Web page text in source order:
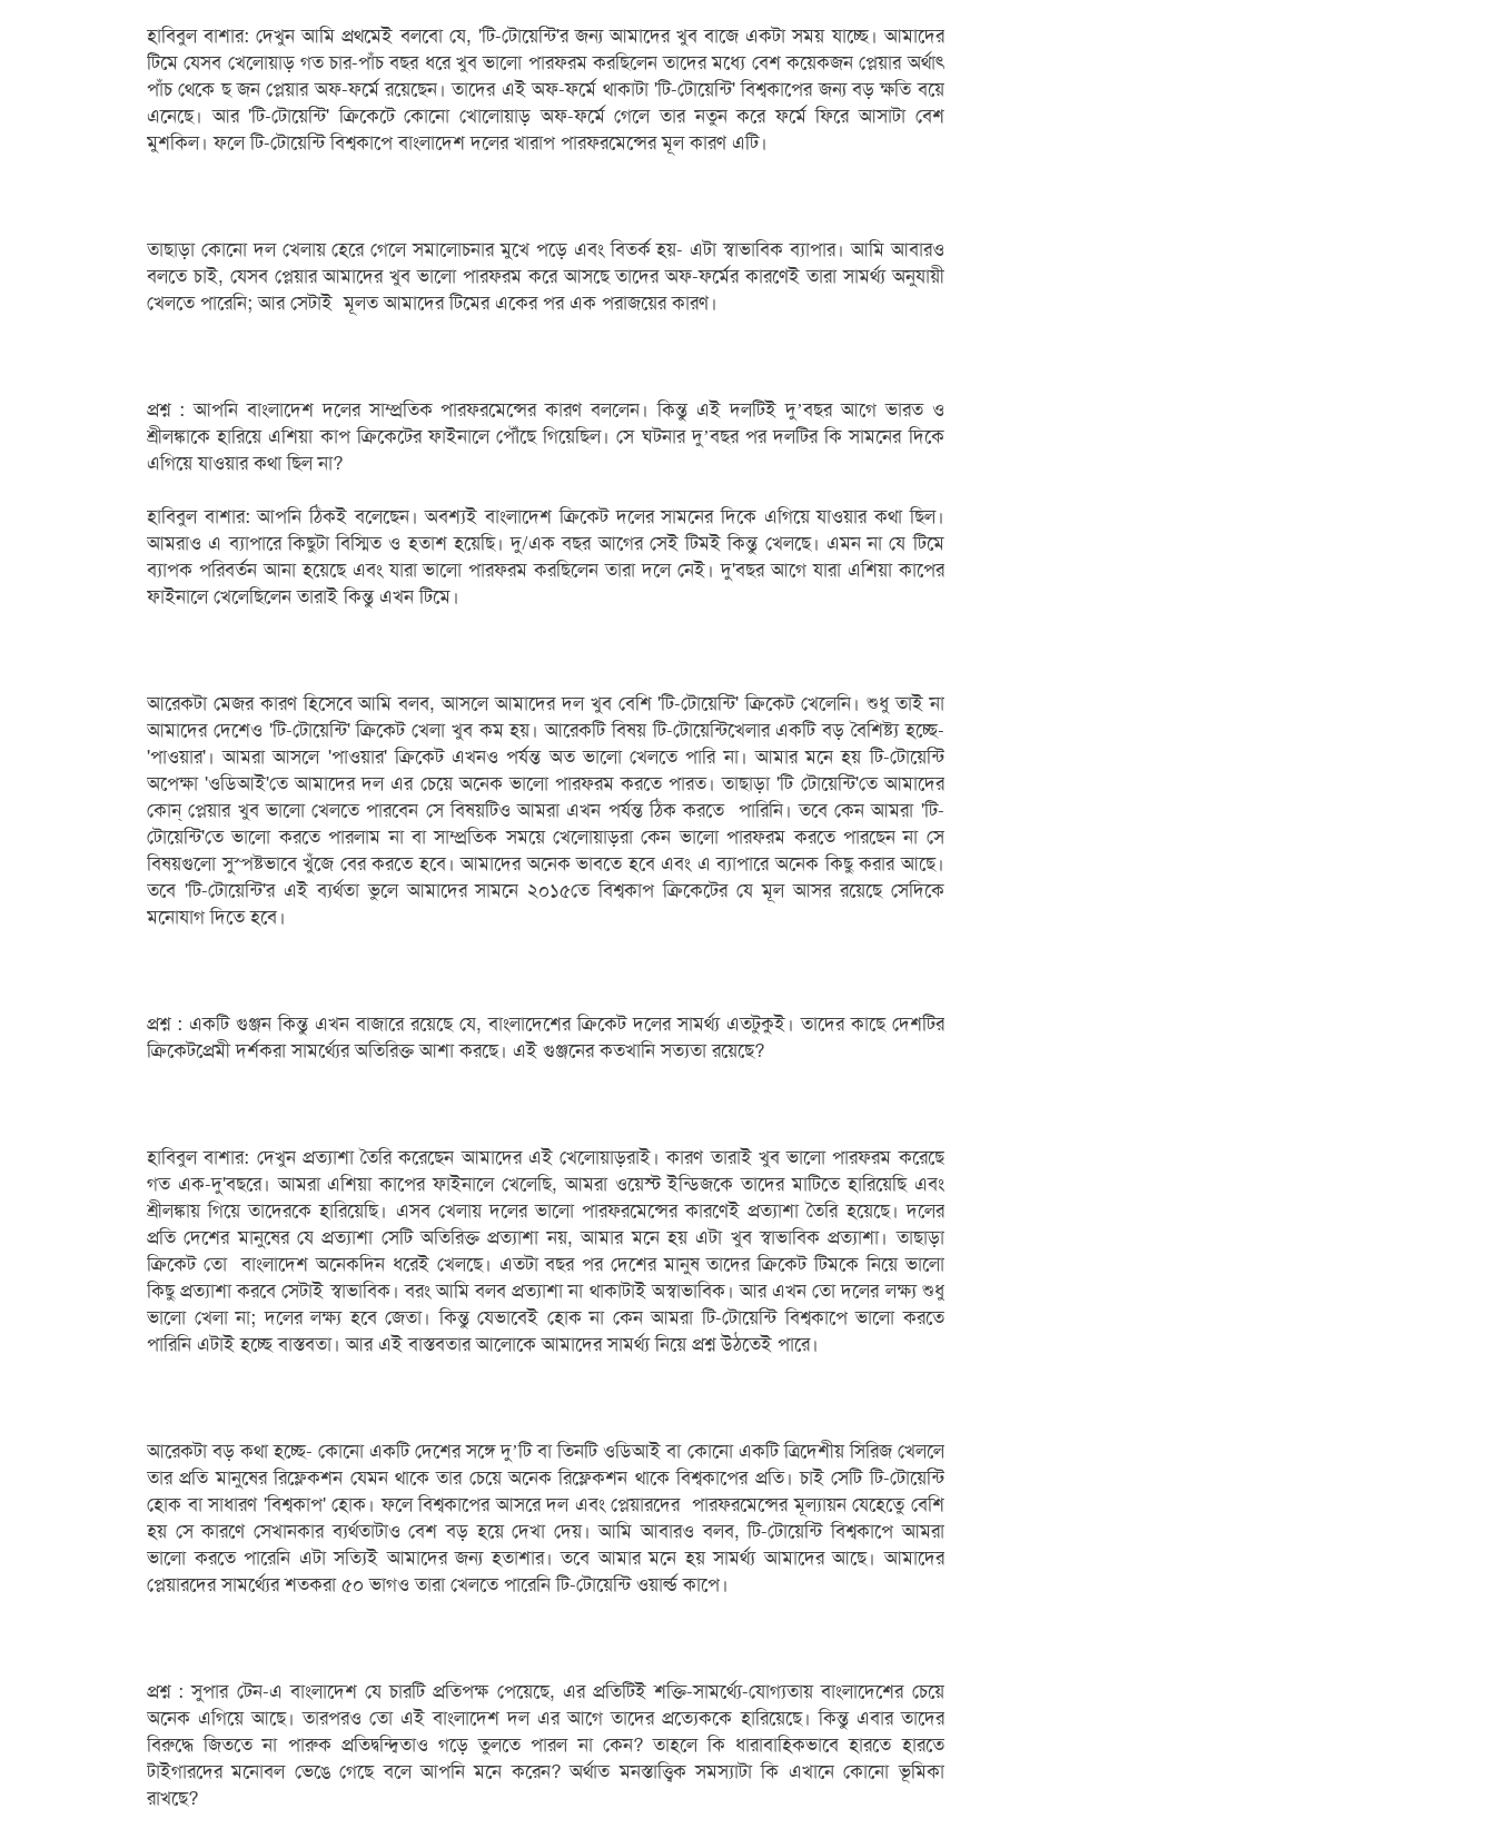
হাবিবুল বাশার: দেখুন আমি প্রথমেই বলবো যে, 'টি-টোয়েন্টি'র জন্য আমাদের খুব বাজে একটা সময় যাচ্ছে। আমাদের
টিমে যেসব খেলোয়াড় গত চার-পাঁচ বছর ধরে খুব ভালো পারফরম করছিলেন তাদের মধ্যে বেশ কয়েকজন প্লেয়ার অর্থাৎ
পাঁচ থেকে ছ জন প্লেয়ার অফ-ফর্মে রয়েছেন। তাদের এই অফ-ফর্মে থাকাটা 'টি-টোয়েন্টি' বিশ্বকাপের জন্য বড় ক্ষতি বয়ে
এনেছে। আর 'টি-টোয়েন্টি' ক্রিকেটে কোনো খোলোয়াড় অফ-ফর্মে গেলে তার নতুন করে ফর্মে ফিরে আসাটা বেশ
মুশকিল। ফলে টি-টোয়েন্টি বিশ্বকাপে বাংলাদেশ দলের খারাপ পারফরমেন্সের মূল কারণ এটি।
তাছাড়া কোনো দল খেলায় হেরে গেলে সমালোচনার মুখে পড়ে এবং বিতর্ক হয়- এটা স্বাভাবিক ব্যাপার। আমি আবারও
বলতে চাই, যেসব প্লেয়ার আমাদের খুব ভালো পারফরম করে আসছে তাদের অফ-ফর্মের কারণেই তারা সামর্থ্য অনুযায়ী
খেলতে পারেনি; আর সেটাই মূলত আমাদের টিমের একের পর এক পরাজয়ের কারণ।
প্রশ্ন : আপনি বাংলাদেশ দলের সাম্প্রতিক পারফরমেন্সের কারণ বললেন। কিন্তু এই দলটিই দু’বছর আগে ভারত ও
শ্রীলঙ্কাকে হারিয়ে এশিয়া কাপ ক্রিকেটের ফাইনালে পৌঁছে গিয়েছিল। সে ঘটনার দু’বছর পর দলটির কি সামনের দিকে
এগিয়ে যাওয়ার কথা ছিল না?
হাবিবুল বাশার: আপনি ঠিকই বলেছেন। অবশ্যই বাংলাদেশ ক্রিকেট দলের সামনের দিকে এগিয়ে যাওয়ার কথা ছিল।
আমরাও এ ব্যাপারে কিছুটা বিস্মিত ও হতাশ হয়েছি। দু/এক বছর আগের সেই টিমই কিন্তু খেলছে। এমন না যে টিমে
ব্যাপক পরিবর্তন আনা হয়েছে এবং যারা ভালো পারফরম করছিলেন তারা দলে নেই। দু'বছর আগে যারা এশিয়া কাপের
ফাইনালে খেলেছিলেন তারাই কিন্তু এখন টিমে।
আরেকটা মেজর কারণ হিসেবে আমি বলব, আসলে আমাদের দল খুব বেশি 'টি-টোয়েন্টি' ক্রিকেট খেলেনি। শুধু তাই না
আমাদের দেশেও 'টি-টোয়েন্টি' ক্রিকেট খেলা খুব কম হয়। আরেকটি বিষয় টি-টোয়েন্টিখেলার একটি বড় বৈশিষ্ট্য হচ্ছে-
'পাওয়ার'। আমরা আসলে 'পাওয়ার' ক্রিকেট এখনও পর্যন্ত অত ভালো খেলতে পারি না। আমার মনে হয় টি-টোয়েন্টি
অপেক্ষা 'ওডিআই'তে আমাদের দল এর চেয়ে অনেক ভালো পারফরম করতে পারত। তাছাড়া 'টি টোয়েন্টি'তে আমাদের
কোন্‌ প্লেয়ার খুব ভালো খেলতে পারবেন সে বিষয়টিও আমরা এখন পর্যন্ত ঠিক করতে পারিনি। তবে কেন আমরা 'টি-
টোয়েন্টি'তে ভালো করতে পারলাম না বা সাম্প্রতিক সময়ে খেলোয়াড়রা কেন ভালো পারফরম করতে পারছেন না সে
বিষয়গুলো সুস্পষ্টভাবে খুঁজে বের করতে হবে। আমাদের অনেক ভাবতে হবে এবং এ ব্যাপারে অনেক কিছু করার আছে।
তবে 'টি-টোয়েন্টি'র এই ব্যর্থতা ভুলে আমাদের সামনে ২০১৫তে বিশ্বকাপ ক্রিকেটের যে মূল আসর রয়েছে সেদিকে
মনোযাগ দিতে হবে।
প্রশ্ন : একটি গুঞ্জন কিন্তু এখন বাজারে রয়েছে যে, বাংলাদেশের ক্রিকেট দলের সামর্থ্য এতটুকুই। তাদের কাছে দেশটির
ক্রিকেটপ্রেমী দর্শকরা সামর্থ্যের অতিরিক্ত আশা করছে। এই গুঞ্জনের কতখানি সত্যতা রয়েছে?
হাবিবুল বাশার: দেখুন প্রত্যাশা তৈরি করেছেন আমাদের এই খেলোয়াড়রাই। কারণ তারাই খুব ভালো পারফরম করেছে
গত এক-দু'বছরে। আমরা এশিয়া কাপের ফাইনালে খেলেছি, আমরা ওয়েস্ট ইন্ডিজকে তাদের মাটিতে হারিয়েছি এবং
শ্রীলঙ্কায় গিয়ে তাদেরকে হারিয়েছি। এসব খেলায় দলের ভালো পারফরমেন্সের কারণেই প্রত্যাশা তৈরি হয়েছে। দলের
প্রতি দেশের মানুষের যে প্রত্যাশা সেটি অতিরিক্ত প্রত্যাশা নয়, আমার মনে হয় এটা খুব স্বাভাবিক প্রত্যাশা। তাছাড়া
ক্রিকেট তো বাংলাদেশ অনেকদিন ধরেই খেলছে। এতটা বছর পর দেশের মানুষ তাদের ক্রিকেট টিমকে নিয়ে ভালো
কিছু প্রত্যাশা করবে সেটাই স্বাভাবিক। বরং আমি বলব প্রত্যাশা না থাকাটাই অস্বাভাবিক। আর এখন তো দলের লক্ষ্য শুধু
ভালো খেলা না; দলের লক্ষ্য হবে জেতা। কিন্তু যেভাবেই হোক না কেন আমরা টি-টোয়েন্টি বিশ্বকাপে ভালো করতে
পারিনি এটাই হচ্ছে বাস্তবতা। আর এই বাস্তবতার আলোকে আমাদের সামর্থ্য নিয়ে প্রশ্ন উঠতেই পারে।
আরেকটা বড় কথা হচ্ছে- কোনো একটি দেশের সঙ্গে দু’টি বা তিনটি ওডিআই বা কোনো একটি ত্রিদেশীয় সিরিজ খেললে
তার প্রতি মানুষের রিফ্লেকশন যেমন থাকে তার চেয়ে অনেক রিফ্লেকশন থাকে বিশ্বকাপের প্রতি। চাই সেটি টি-টোয়েন্টি
হোক বা সাধারণ 'বিশ্বকাপ' হোক। ফলে বিশ্বকাপের আসরে দল এবং প্লেয়ারদের পারফরমেন্সের মূল্যায়ন যেহেতেু বেশি
হয় সে কারণে সেখানকার ব্যর্থতাটাও বেশ বড় হয়ে দেখা দেয়। আমি আবারও বলব, টি-টোয়েন্টি বিশ্বকাপে আমরা
ভালো করতে পারেনি এটা সত্যিই আমাদের জন্য হতাশার। তবে আমার মনে হয় সামর্থ্য আমাদের আছে। আমাদের
প্লেয়ারদের সামর্থ্যের শতকরা ৫০ ভাগও তারা খেলতে পারেনি টি-টোয়েন্টি ওয়ার্ল্ড কাপে।
প্রশ্ন : সুপার টেন-এ বাংলাদেশ যে চারটি প্রতিপক্ষ পেয়েছে, এর প্রতিটিই শক্তি-সামর্থ্যে-যোগ্যতায় বাংলাদেশের চেয়ে
অনেক এগিয়ে আছে। তারপরও তো এই বাংলাদেশ দল এর আগে তাদের প্রত্যেককে হারিয়েছে। কিন্তু এবার তাদের
বিরুদ্ধে জিততে না পারুক প্রতিদ্বন্দ্বিতাও গড়ে তুলতে পারল না কেন? তাহলে কি ধারাবাহিকভাবে হারতে হারতে
টাইগারদের মনোবল ভেঙে গেছে বলে আপনি মনে করেন? অর্থাত মনস্তাত্ত্বিক সমস্যাটা কি এখানে কোনো ভূমিকা
রাখছে?